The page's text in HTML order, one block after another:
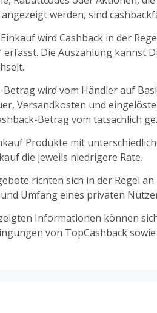
werden, sind
wird Cashback in der
erfasst. Die Auszahlung kannst
Betrag wird vom Händler auf
Versandkosten und
Betrag vom tatsächlich
Produkte mit
die jeweils niedrigere Rate.
richten sich in der Regel
Umfang eines privaten
Informationen können
von TopCashback